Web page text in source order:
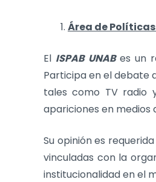
Área de
El ISPAB UNABes un
Participa en el debate
tales como TV radio
apariciones en medios
Su opinión es
vinculadas con la
institucionalidad en el